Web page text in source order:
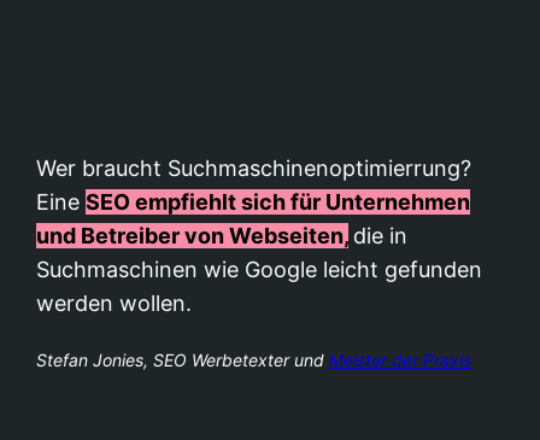
Wer braucht Suchmaschinenoptimierrung?
EineSEO empfiehlt sich für Unternehmen
und Betreiber von Webseiten, die in
Suchmaschinen wie Google leicht gefunden
werden wollen.
Stefan Jonies, SEO Werbetexter undMeister der Praxis